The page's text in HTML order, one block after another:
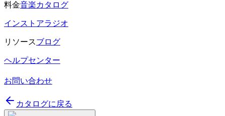
料金音楽カタログ
インストアラジオ
リソースブログ
ヘルプセンター
お問い合わせ
カタログに戻る